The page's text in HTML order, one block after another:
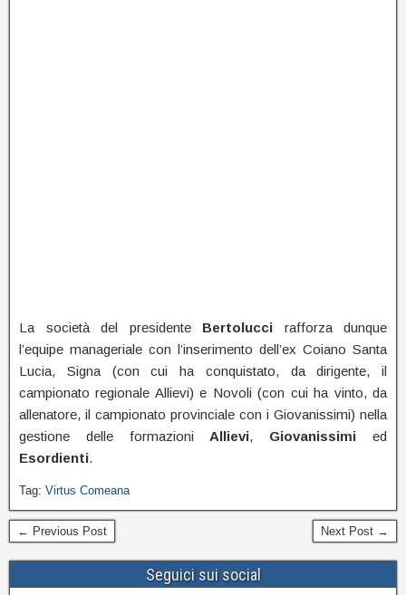
La società del presidente Bertolucci rafforza dunque
l’equipe manageriale con l’inserimento dell’ex Coiano Santa
Lucia, Signa (con cui ha conquistato, da dirigente, il
campionato regionale Allievi) e Novoli (con cui ha vinto, da
allenatore, il campionato provinciale con i Giovanissimi) nella
gestione delle formazioni Allievi, Giovanissimied
Esordienti.
Tag: Virtus Comeana
← Previous Post Next Post →
Seguici sui social